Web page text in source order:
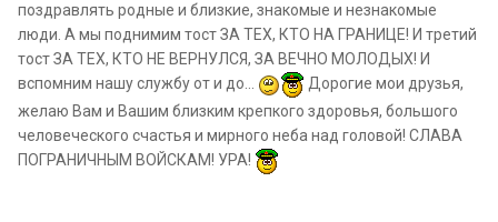
поздравлять родные и близкие, знакомые и незнакомые
люди. А мы поднимим тост ЗА ТЕХ, КТО НА ГРАНИЦЕ! И третий
тост ЗА ТЕХ, КТО НЕ ВЕРНУЛСЯ, ЗА ВЕЧНО МОЛОДЫХ! И
вспомним нашу службу от и до...
Дорогие мои друзья,
желаю Вам и Вашим близким крепкого здоровья, большого
человеческого счастья и мирного неба над головой! СЛАВА
ПОГРАНИЧНЫМ ВОЙСКАМ! УРА!